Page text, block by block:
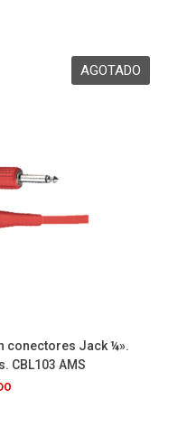
conectores Jack ¼».
CBL103 AMS